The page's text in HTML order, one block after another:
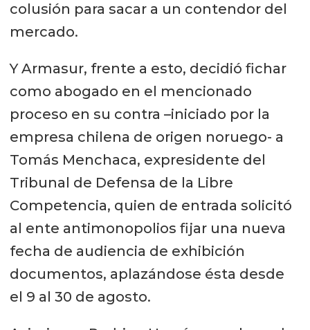
colusión para sacar a un contendor del
mercado.
Y Armasur, frente a esto, decidió fichar
como abogado en el mencionado
proceso en su contra –iniciado por la
empresa chilena de origen noruego- a
Tomás Menchaca, expresidente del
Tribunal de Defensa de la Libre
Competencia, quien de entrada solicitó
al ente antimonopolios fijar una nueva
fecha de audiencia de exhibición
documentos, aplazándose ésta desde
el 9 al 30 de agosto.